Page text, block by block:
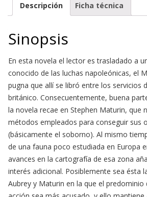
Descripción Ficha técnica
Sinopsis
En esta novela el lector es trasladado a
conocido de las luchas napoleónicas, el
pugna que allí se libró entre los servicios
británico. Consecuentemente, buena
la novela recae en Stephen Maturin, que
métodos empleados para conseguir sus
(básicamente el soborno). Al mismo
de una fauna poco estudiada en Europa
avances en la cartografía de esa zona
interés adicional. Posiblemente sea ésta
Aubrey y Maturin en la que el predominio